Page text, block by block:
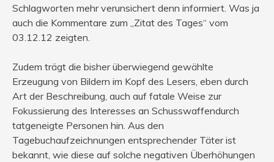
Schlagworten mehr verunsichert denn informiert. Was ja
auch die Kommentare zum „Zitat des Tages“ vom
03.12.12 zeigten.
Zudem trägt die bisher überwiegend gewählte
Erzeugung von Bildern im Kopf des Lesers, eben durch
Art der Beschreibung, auch auf fatale Weise zur
Fokussierung des Interesses an Schusswaffendurch
tatgeneigte Personen hin. Aus den
Tagebuchaufzeichnungen entsprechender Täter ist
bekannt, wie diese auf solche negativen Überhöhungen